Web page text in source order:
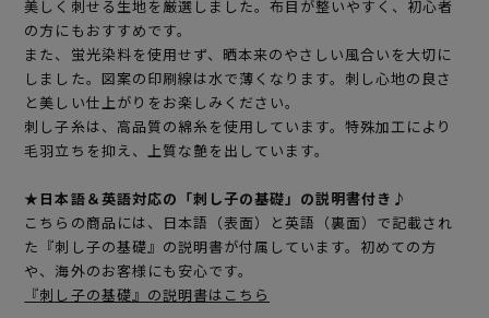
美しく刺せる生地を厳選しました。布目が整いやすく、初心者
の方にもおすすめです。
また、蛍光染料を使用せず、晒本来のやさしい風合いを大切に
しました。図案の印刷線は水で薄くなります。刺し心地の良さ
と美しい仕上がりをお楽しみください。
刺し子糸は、高品質の綿糸を使用しています。特殊加工により
毛羽立ちを抑え、上質な艶を出しています。
★日本語＆英語対応の「刺し子の基礎」の説明書付き♪
こちらの商品には、日本語（表面）と英語（裏面）で記載され
た『刺し子の基礎』の説明書が付属しています。初めての方
や、海外のお客様にも安心です。
『刺し子の基礎』の説明書はこちら